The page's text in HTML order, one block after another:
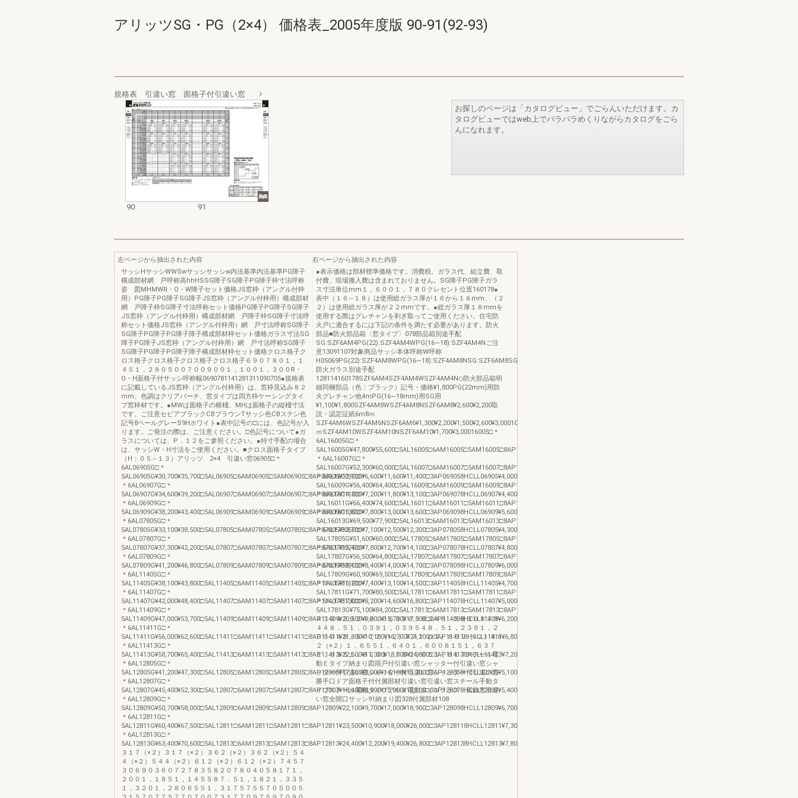
アリッツSG・PG（2×4） 価格表_2005年度版 90-91(92-93)
規格表 引違い窓 面格子付引違い窓
90 91
お探しのページは「カタログビュー」でごらんいただけます。カ
タログビューではweb上でパラパラめくりながらカタログをごら
んになれます。
左ページから抽出された内容
サッシHサッシWWSwサッシサッシw内法基準内法基準PG障子
構成部材網 戸呼称高hhHSSG障子SG障子PG障子枠寸法呼称
姿 図MHMWR・O・W障子セット価格JS窓枠（アングル付枠
用）PG障子PG障子SG障子JS窓枠（アングル付枠用）構成部材
網 戸障子枠SG障子寸法呼称セット価格PG障子PG障子SG障子
JS窓枠（アングル付枠用）構成部材網 戸障子枠SG障子寸法呼
称セット価格JS窓枠（アングル付枠用）網 戸寸法呼称SG障子
SG障子PG障子PG障子障子構成部材枠セット価格ガラス寸法SG
障子PG障子JS窓枠（アングル付枠用）網 戸寸法呼称SG障子
SG障子PG障子PG障子障子構成部材枠セット価格クロス格子ク
ロス格子クロス格子クロス格子クロス格子６９０７８０１，１
４５１，２８０５００７００９００１，１００１，３００R・
O・H面格子付サッシ呼称幅0690781141281311090705●規格表
に記載しているJS窓枠（アングル付枠用）は、窓枠見込み８２
mm、色調はクリアバーチ、窓タイプは四方枠ケーシングタイ
プ窓枠材です。●MWは面格子の横棧、MHは面格子の縦棧寸法
です。ご注意セピアブラックCBブラウンTサッシ色CBステン色
記号8ペールグレーS9Hホワイト●表中記号の□には、色記号が入
ります。ご発注の際は、ご注意ください。□色記号について●ガ
ラスについては、P．１２をご参照ください。●特寸手配の場合
は、サッシW・H寸法をご使用ください。■クロス面格子タイプ
（H：０５∼１３）アリッツ 2×4 引違い窓06905□＊
6AL06905G□＊
5AL06905G¥30,700¥35,700□5AL06905□6AM06905□5AM06905□8AP06905¥12,700¥6,600¥11,600¥11,400□3AP069058HCLL06905¥4,000¥7,30006907□
＊6AL06907G□＊
5AL06907G¥34,600¥39,200□5AL06907□6AM06907□5AM06907□8AP06907¥14,300¥7,200¥11,800¥13,100□3AP069078HCLL06907¥4,400¥8,30006909□
＊6AL06909G□＊
5AL06909G¥38,200¥43,400□5AL06909□6AM06909□5AM06909□8AP06909¥16,800¥7,800¥13,000¥13,600□3AP069098HCLL06909¥5,600¥9,30007805□
＊6AL07805G□＊
5AL07805G¥33,100¥38,500□5AL07805□6AM07805□5AM07805□8AP07805¥13,700¥7,100¥12,500¥12,300□3AP078058HCLL07805¥4,300¥7,80007807□
＊6AL07807G□＊
5AL07807G¥37,300¥42,200□5AL07807□6AM07807□5AM07807□8AP07807¥15,400¥7,800¥12,700¥14,100□3AP078078HCLL07807¥4,800¥8,80007809□
＊6AL07809G□＊
5AL07809G¥41,200¥46,800□5AL07809□6AM07809□5AM07809□8AP07809¥18,100¥8,400¥14,000¥14,700□3AP078098HCLL07809¥6,000¥9,80011405□
＊6AL11405G□＊
5AL11405G¥38,100¥43,800□5AL11405□6AM11405□5AM11405□8AP11405¥16,200¥7,400¥13,100¥14,500□3AP114058HCLL11405¥4,700¥9,10011407□
＊6AL11407G□＊
5AL11407G¥42,000¥48,400□5AL11407□6AM11407□5AM11407□8AP11407¥17,000¥8,200¥14,600¥16,800□3AP114078HCLL11407¥5,000¥10,00011409□
＊6AL11409G□＊
5AL11409G¥47,000¥53,700□5AL11409□6AM11409□5AM11409□8AP11409¥20,500¥9,000¥15,700¥17,500□3AP114098HCLL11409¥6,200¥11,10011411□
＊6AL11411G□＊
5AL11411G¥56,000¥62,600□5AL11411□6AM11411□5AM11411□8AP11411¥21,800¥10,100¥16,700¥24,100□3AP114118HCLL11411¥6,800¥11,90011413□
＊6AL11413G□＊
5AL11413G¥58,700¥65,400□5AL11413□6AM11413□5AM11413□8AP11413¥22,600¥11,300¥18,000¥24,800□3AP114138HCLL11413¥7,200¥13,60012805□
＊6AL12805G□＊
5AL12805G¥41,200¥47,300□5AL12805□6AM12805□5AM12805□8AP12805¥17,500¥8,000¥14,100¥15,700□3AP128058HCLL12805¥5,100¥9,60012807□
＊6AL12807G□＊
5AL12807G¥45,400¥52,300□5AL12807□6AM12807□5AM12807□8AP12807¥18,400¥8,900¥15,800¥18,100□3AP128078HCLL12807¥5,400¥10,60012809□
＊6AL12809G□＊
5AL12809G¥50,700¥58,000□5AL12809□6AM12809□5AM12809□8AP12809¥22,100¥9,700¥17,000¥18,900□3AP128098HCLL12809¥6,700¥11,70012811□
＊6AL12811G□＊
5AL12811G¥60,400¥67,500□5AL12811□6AM12811□5AM12811□8AP12811¥23,500¥10,900¥18,000¥26,000□3AP128118HCLL12811¥7,300¥12,50012813□
＊6AL12813G□＊
5AL12813G¥63,400¥70,600□5AL12813□6AM12813□5AM12813□8AP12813¥24,400¥12,200¥19,400¥26,800□3AP128138HCLL12813¥7,800¥14,300
３１７（×２）３１７（×２）３６２（×２）３６２（×２）５４
４（×２）５４４（×２）６１２（×２）６１２（×２）７４５７
３０６９０３６０７２７８３５８２０７８０４０５８１７１，
２００１，１８５１，１４５５８７．５１，１８２１，３３５
１，３２０１，２８０６５５１，３１７５７５５７０５００５
右ページから抽出された内容
●表示価格は部材標準価格です。消費税、ガラス代、組立費、取
付費、現場搬入費は含まれておりません。SG障子PG障子ガラ
ス寸法単位mm１，６００１，７８０クレセント位置160178●
表中（１６∼１８）は使用総ガラス厚が１６から１８mm、（２
２）は使用総ガラス厚が２２mmです。●総ガラス厚１８mmを
使用する際はグレチャンを剥ぎ取ってご使用ください。住宅防
火戸に適合するには下記の条件を満たす必要があります。防火
部品■防火部品箱〈窓タイプ〉078部品箱別途手配
SG:SZF6AM4PG(22):SZF4AM4WPG(16∼18):SZF4AM4Nご注
意13091107対象商品サッシ本体呼称W呼称
防火ガラス別途手配
128114160178SZF6AM4SZF4AM4WSZF4AM4N◇防火部品箱明
細同梱部品（色：ブラック）記号・価格¥1,800PG(22mm)用防
火グレチャン他4mPG(16∼18mm)用SG用
¥1,100¥1,800SZF4AM8WSZF4AM8NSZF6AM8¥2,600¥2,200取
説・認定証紙6m8ｍ
SZF4AM6WSZF4AM6NSZF6AM6¥1,300¥2,200¥1,500¥2,600¥3,00010
ｍSZF4AM10WSZF4AM10NSZF6AM10¥1,700¥3,00016005□＊
6AL16005G□＊
5AL16005G¥47,800¥55,600□5AL16005□6AM16005□5AM16005□8AP16005¥21,300¥7,800¥15,600¥18,700□3AP160058HCLL16005¥5,300¥11,30016007□
＊6AL16007G□＊
5AL16007G¥52,300¥60,000□5AL16007□6AM16007□5AM16007□8AP16007¥21,600¥8,800¥16,500¥21,900□3AP160078HCLL16007¥5,500¥12,30016009□
＊6AL16009G□＊
5AL16009G¥56,400¥64,400□5AL16009□6AM16009□5AM16009□8AP16009¥23,700¥9,600¥17,600¥23,100□3AP160098HCLL16009¥6,700¥13,40016011□
＊6AL16011G□＊
5AL16011G¥66,400¥74,600□5AL16011□6AM16011□5AM16011□8AP16011¥25,300¥11,000¥19,200¥30,100□3AP160118HCLL16011¥7,400¥14,20016013□
＊6AL16013G□＊
5AL16013G¥69,500¥77,900□5AL16013□6AM16013□5AM16013□8AP16013¥26,100¥12,300¥20,700¥31,100□3AP160138HCLL16013¥7,900¥15,80017805□
＊6AL17805G□＊
5AL17805G¥51,600¥60,000□5AL17805□6AM17805□5AM17805□8AP17805¥23,000¥8,400¥16,800¥20,200□3AP178058HCLL17805¥5,700¥12,20017807□
＊6AL17807G□＊
5AL17807G¥56,500¥64,800□5AL17807□6AM17807□5AM17807□8AP17807¥23,300¥9,500¥17,800¥23,700□3AP178078HCLL17807¥5,900¥13,30017809□
＊6AL17809G□＊
5AL17809G¥60,900¥69,500□5AL17809□6AM17809□5AM17809□8AP17809¥25,600¥10,400¥19,000¥24,900□3AP178098HCLL17809¥7,200¥14,40017811□
＊6AL17811G□＊
5AL17811G¥71,700¥80,500□5AL17811□6AM17811□5AM17811□8AP17811¥27,300¥11,900¥20,700¥32,500□3AP178118HCLL17811¥8,000¥15,30017813□
＊6AL17813G□＊
5AL17813G¥75,100¥84,200□5AL17813□6AM17813□5AM17813□8AP17813¥28,200¥13,300¥22,400¥33,600□3AP178138HCLL17813¥8,500¥17,000
４３９４３９２４８．５６３９６３９３４８．５８３９８３９
４４８．５１，０３９１，０３９５４８．５１，２３９１，２
３９６４８．５７７２（×２）７７２（×２）８６２（×２）８６
２（×２）１，６５５１，６４０１，６００８１５１，６３７
１，８３５１，８２０１，７８０９０５１，８１７スチール電
動Ｅタイプ納まり図雨戸付引違い窓シャッター付引違い窓シャ
ッター付引違い窓シャッター付引違い窓シャッター付引違い窓
勝手口ドア面格子付付属部材引違い窓引違い窓スチール手動タ
イプスチール電動タイプアルミ電動タイプテラス・装飾窓引違
い窓全開口サッシ91納まり図328付属部材108